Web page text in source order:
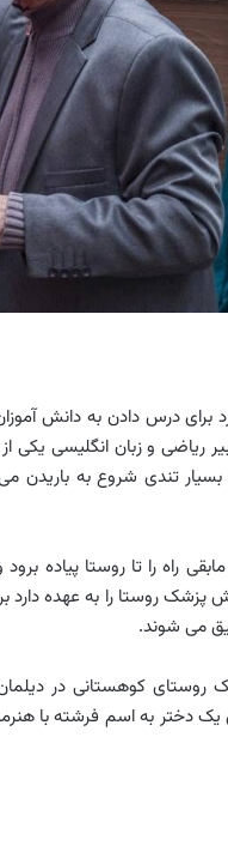
درس دادن به دانش
و زبان انگلیسی یکی از
بسیار تندی شروع به
راه را تا روستا پیاده
پزشک روستا را به عهده دارد
می شوند.
کوهستانی در
دختر به اسم فرشته با